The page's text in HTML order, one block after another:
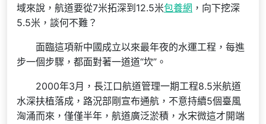
域來說，航道要從7米拓深到12.5米包養網 ，向下挖深
5.5米，談何不難？
面臨這項新中國成立以來最年夜的水運工程，每進
步一個步驟，都面對著一道道“坎”。
2000年3月，長江口航道管理一期工程8.5米航道
水深扶植落成，路況部剛宣布通航，不意持續5個臺風
洶涌而來，僅僅半年，航道廣泛淤積，水宋微這才開端